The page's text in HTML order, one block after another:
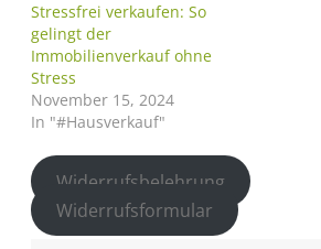
Stressfrei verkaufen: So
gelingt der
Immobilienverkauf ohne
Stress
November 15, 2024
In "#Hausverkauf"
Widerrufsbelehrung
Widerrufsformular